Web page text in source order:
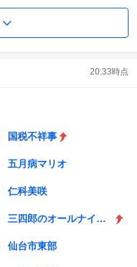
20:33時点
国税不祥事
五月病マリオ
仁科美咲
三四郎のオールナイトニッポン0
仙台市東部